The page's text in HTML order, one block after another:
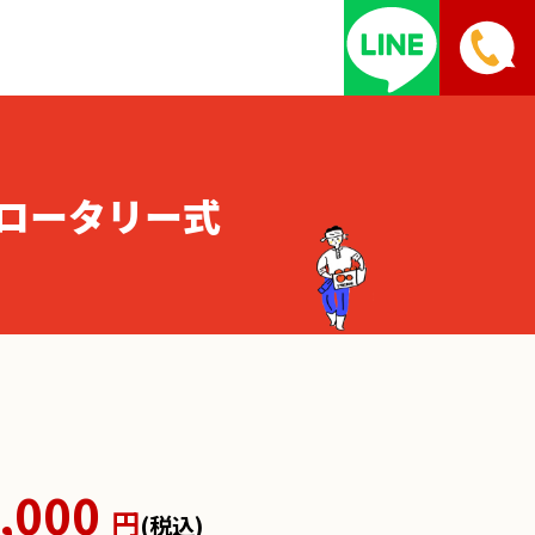
タリー式
円(税込)